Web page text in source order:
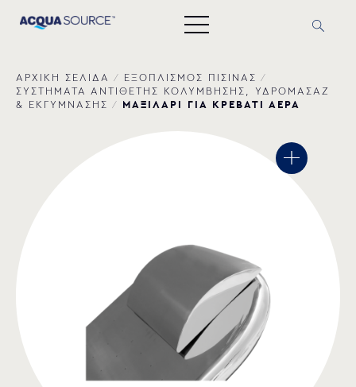
ΑΡΧΙΚΗ ΣΕΛΙΔΑ / ΕΞΟΠΛΙΣΜΟΣ ΠΙΣΙΝΑΣ /
ΣΥΣΤΗΜΑΤΑ ΑΝΤΙΘΕΤΗΣ ΚΟΛΥΜΒΗΣΗΣ, ΥΔΡΟΜΑΣΑΖ
& ΕΚΓΥΜΝΑΣΗΣ / ΜΑΞΙΛΑΡΙ ΓΙΑ ΚΡΕΒΑΤΙ ΑΕΡΑ